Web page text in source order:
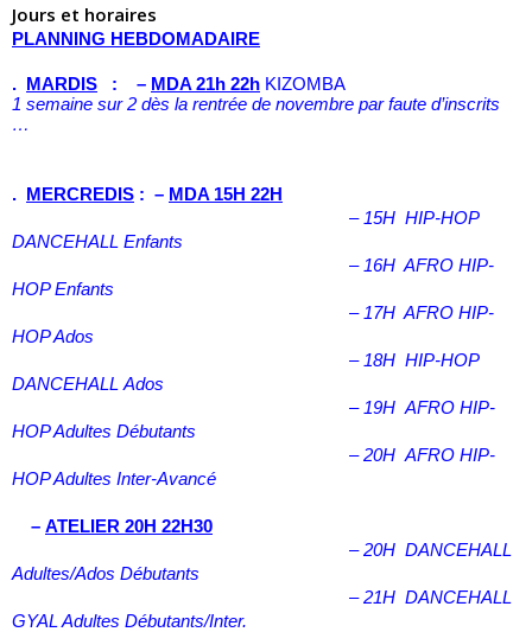
Jours et horaires
PLANNING HEBDOMADAIRE
. MARDIS : – MDA 21h 22h KIZOMBA
1 semaine sur 2 dès la rentrée de novembre par faute d’inscrits
…
. MERCREDIS : – MDA 15H 22H
– 15H HIP-HOP
DANCEHALL Enfants
– 16H AFRO HIP-
HOP Enfants
– 17H AFRO HIP-
HOP Ados
– 18H HIP-HOP
DANCEHALL Ados
– 19H AFRO HIP-
HOP Adultes Débutants
– 20H AFRO HIP-
HOP Adultes Inter-Avancé
– ATELIER 20H 22H30
– 20H DANCEHALL
Adultes/Ados Débutants
– 21H DANCEHALL
GYAL Adultes Débutants/Inter.